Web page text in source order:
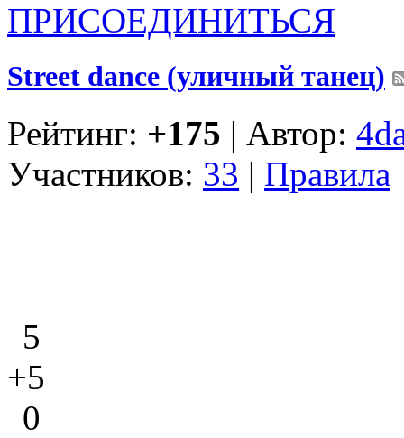
ПРИСОЕДИНИТЬСЯ
Street dance (уличный танец)
Рейтинг: +175 | Автор:
Участников: 33 | Правила
5
+5
0